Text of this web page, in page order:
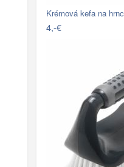
Krémová kefa na
4,-€